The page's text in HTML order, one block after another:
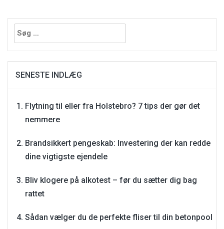
Søg
efter:
SENESTE INDLÆG
Flytning til eller fra Holstebro? 7 tips der gør det
nemmere
Brandsikkert pengeskab: Investering der kan redde
dine vigtigste ejendele
Bliv klogere på alkotest – før du sætter dig bag
rattet
Sådan vælger du de perfekte fliser til din betonpool